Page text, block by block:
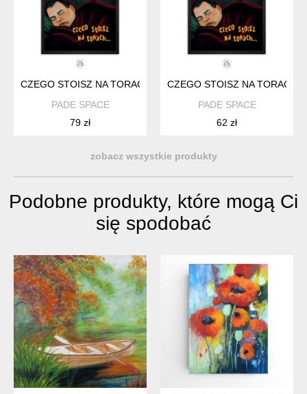
CZEGO STOISZ NA TORACH (MIODOWE LATA) - PLAKAT
PADE SPACE
79 zł
CZEGO STOISZ NA TORACH
PADE SPACE
62 zł
zobacz wszystkie produkty
Podobne produkty, które mogą Ci
się spodobać